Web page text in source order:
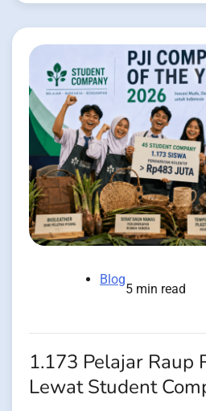
Blog
5 min read
1.173 Pelajar Raup
Lewat Student